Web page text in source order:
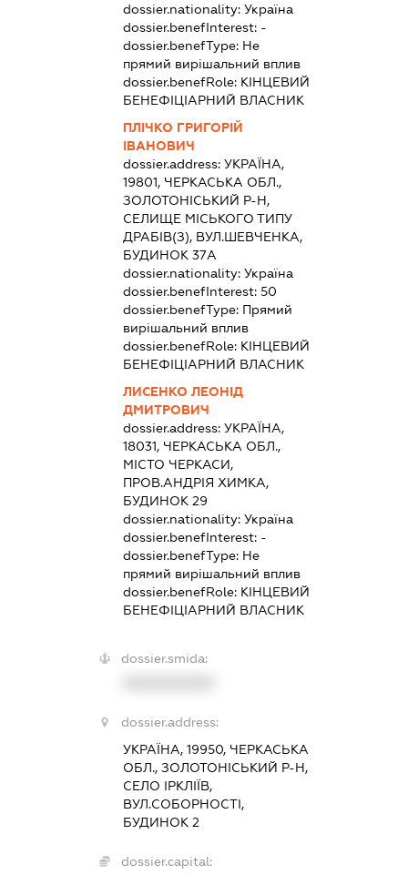
dossier.nationality:Україна
dossier.benefInterest: -
dossier.benefType: Не
прямий вирішальний вплив
dossier.benefRole: КІНЦЕВИЙ
БЕНЕФІЦІАРНИЙ ВЛАСНИК
ПЛІЧКО ГРИГОРІЙ
ІВАНОВИЧ
dossier.address:УКРАЇНА,
19801, ЧЕРКАСЬКА ОБЛ.,
ЗОЛОТОНІСЬКИЙ Р-Н,
СЕЛИЩЕ МІСЬКОГО ТИПУ
ДРАБІВ(З), ВУЛ.ШЕВЧЕНКА,
БУДИНОК 37А
dossier.nationality:Україна
dossier.benefInterest:50
dossier.benefType: Прямий
вирішальний вплив
dossier.benefRole: КІНЦЕВИЙ
БЕНЕФІЦІАРНИЙ ВЛАСНИК
ЛИСЕНКО ЛЕОНІД
ДМИТРОВИЧ
dossier.address:УКРАЇНА,
18031, ЧЕРКАСЬКА ОБЛ.,
МІСТО ЧЕРКАСИ,
ПРОВ.АНДРІЯ ХИМКА,
БУДИНОК 29
dossier.nationality:Україна
dossier.benefInterest: -
dossier.benefType: Не
прямий вирішальний вплив
dossier.benefRole: КІНЦЕВИЙ
БЕНЕФІЦІАРНИЙ ВЛАСНИК
dossier.smida:
dossier.address:
УКРАЇНА, 19950, ЧЕРКАСЬКА
ОБЛ., ЗОЛОТОНІСЬКИЙ Р-Н,
СЕЛО ІРКЛІЇВ,
ВУЛ.СОБОРНОСТІ,
БУДИНОК 2
dossier.capital: